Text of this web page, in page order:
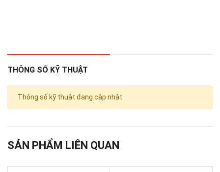
THÔNG SỐ KỸ THUẬT
Thông số kỹ thuật đang cập nhật.
SẢN PHẨM LIÊN QUAN